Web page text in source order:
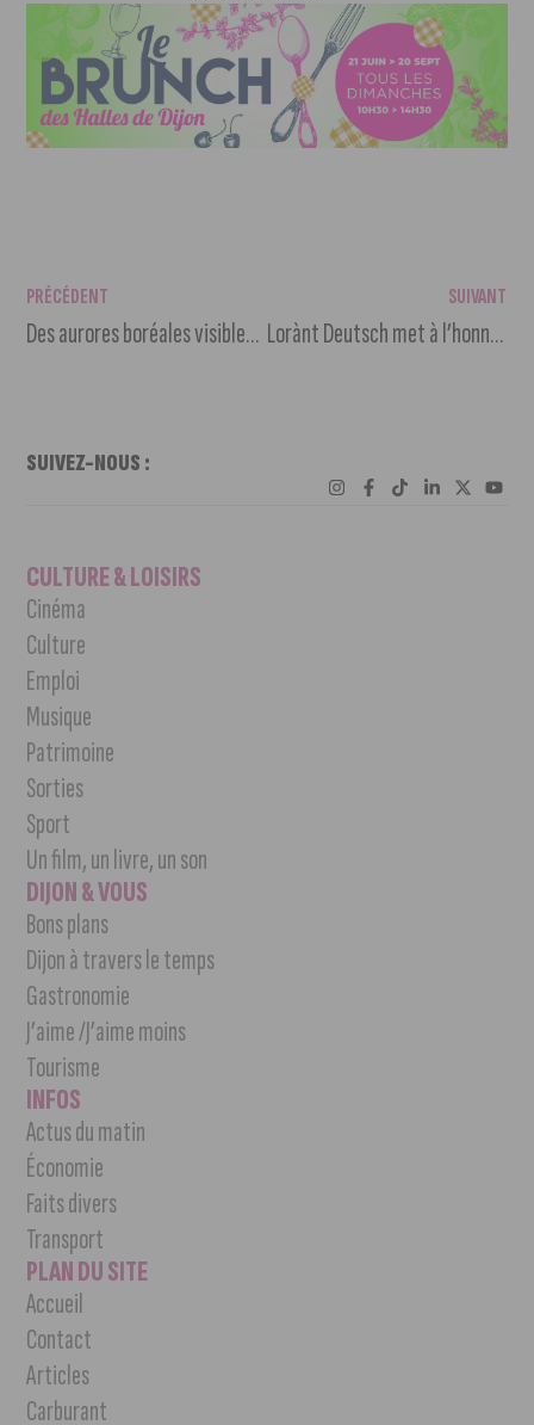
PRÉCÉDENT
Des aurores boréales visibles près de Dijon
SUIVANT
Lorànt Deutsch met à l’honneur Dijon
SUIVEZ-NOUS :
CULTURE & LOISIRS
Cinéma
Culture
Emploi
Musique
Patrimoine
Sorties
Sport
Un film, un livre, un son
DIJON & VOUS
Bons plans
Dijon à travers le temps
Gastronomie
J’aime /J’aime moins
Tourisme
INFOS
Actus du matin
Économie
Faits divers
Transport
PLAN DU SITE
Accueil
Contact
Articles
Carburant